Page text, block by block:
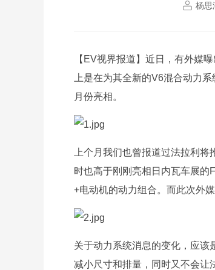
杨思
【EV视界报道】近日，有外媒
上是在为其全新的V6混合动力
月份亮相。
上个月我们也曾报道过法拉利
时也高于刚刚亮相日内瓦车展的
+电动机的动力组合。而此次外
关于动力系统消息的变化，应该
减小尺寸和排量，同时又不会让